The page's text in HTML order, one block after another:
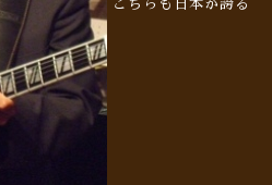
こちらも日本が誇る